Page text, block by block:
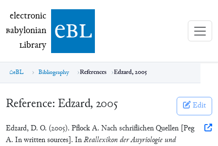
electronic Babylonian Library (eBL)
electronic
Babylonian
Library ebl
eBL Bibliography References Edzard, 2005
Reference: Edzard, 2005 Edit
Edzard, D. O. (2005). Pflock A. Nach schriflichen Quellen [Peg
A. In written sources]. InReallexikon der Assyriologie und